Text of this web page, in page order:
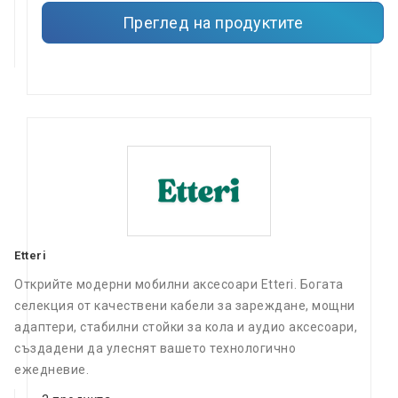
Преглед на продуктите
Etteri
Открийте модерни мобилни аксесоари Etteri. Богата
селекция от качествени кабели за зареждане, мощни
адаптери, стабилни стойки за кола и аудио аксесоари,
създадени да улеснят вашето технологично
ежедневие.